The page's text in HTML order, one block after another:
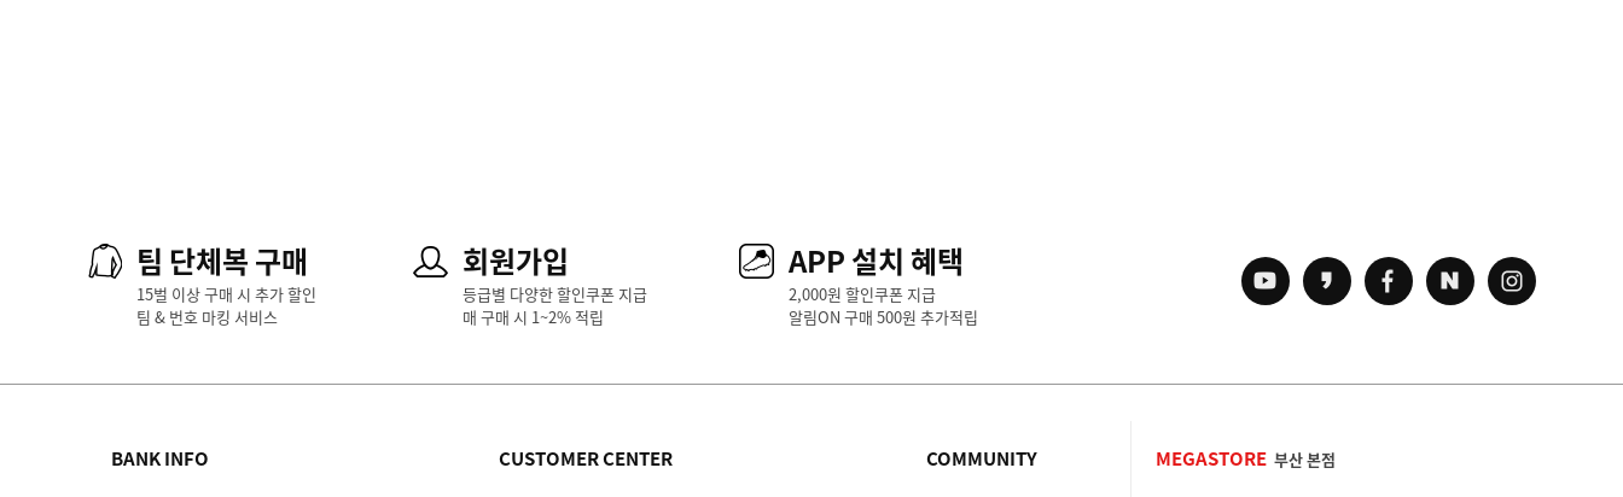
팀 단체복 구매
15벌 이상 구매 시 추가 할인
팀 & 번호 마킹 서비스
회원가입
등급별 다양한 할인쿠폰 지급
매 구매 시 1~2% 적립
APP 설치 혜택
2,000원 할인쿠폰 지급
알림ON 구매 500원 추가적립
BANK INFO CUSTOMER CENTER COMMUNITY MEGASTORE 부산 본점